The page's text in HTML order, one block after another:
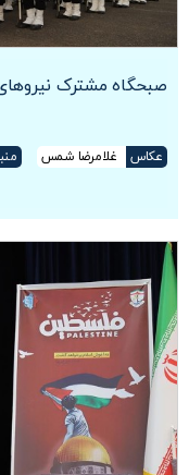
صبحگاه مشترک
عکاس غلامرضا شمس